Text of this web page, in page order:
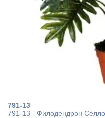
791-13
791-13 - Филодендрон